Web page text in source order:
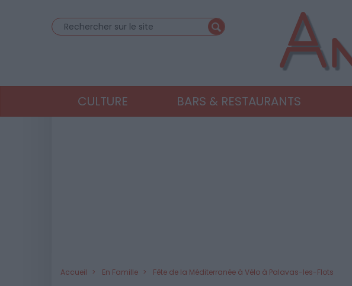
CULTURE BARS & RESTAURANTS
Accueil En Famille Fête de la Méditerranée à Vélo à Palavas-les-Flots